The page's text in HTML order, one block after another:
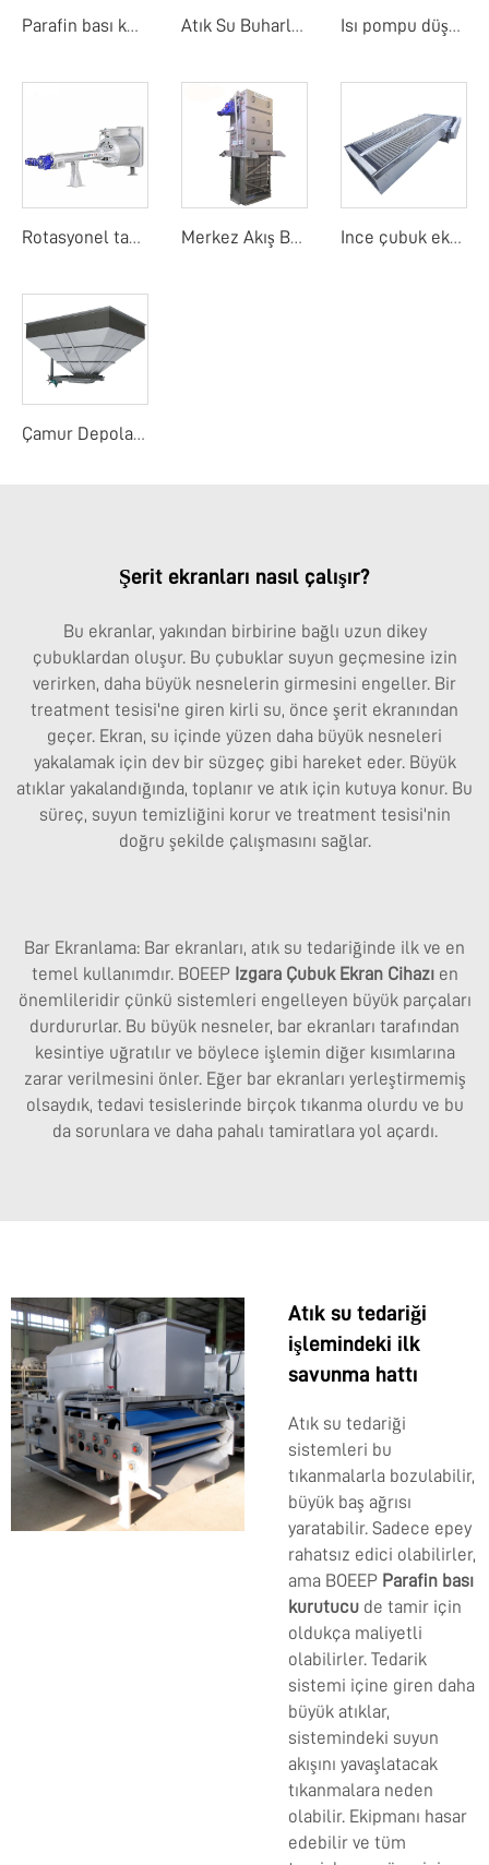
Parafin bası kurutucu Atık Su Buharlaştırıcı Isı pompu düşük sıcaklık bant kurutma makinesi
Rotasyonel tambur detay ekranı Merkez Akış Bant Ekranı Ince çubuk ekranı
Çamur Depolama Yuvası
Şerit ekranları nasıl çalışır?
Bu ekranlar, yakından birbirine bağlı uzun dikey
çubuklardan oluşur. Bu çubuklar suyun geçmesine izin
verirken, daha büyük nesnelerin girmesini engeller. Bir
treatment tesisi'ne giren kirli su, önce şerit ekranından
geçer. Ekran, su içinde yüzen daha büyük nesneleri
yakalamak için dev bir süzgeç gibi hareket eder. Büyük
atıklar yakalandığında, toplanır ve atık için kutuya konur. Bu
süreç, suyun temizliğini korur ve treatment tesisi'nin
doğru şekilde çalışmasını sağlar.
Bar Ekranlama: Bar ekranları, atık su tedariğinde ilk ve en
temel kullanımdır. BOEEP Izgara Çubuk Ekran Cihazı en
önemlileridir çünkü sistemleri engelleyen büyük parçaları
durdururlar. Bu büyük nesneler, bar ekranları tarafından
kesintiye uğratılır ve böylece işlemin diğer kısımlarına
zarar verilmesini önler. Eğer bar ekranları yerleştirmemiş
olsaydık, tedavi tesislerinde birçok tıkanma olurdu ve bu
da sorunlara ve daha pahalı tamiratlara yol açardı.
Atık su tedariği
işlemindeki ilk
savunma hattı
Atık su tedariği
sistemleri bu
tıkanmalarla bozulabilir,
büyük baş ağrısı
yaratabilir. Sadece epey
rahatsız edici olabilirler,
ama BOEEP Parafin bası
kurutucu de tamir için
oldukça maliyetli
olabilirler. Tedarik
sistemi içine giren daha
büyük atıklar,
sistemindeki suyun
akışını yavaşlatacak
tıkanmalara neden
olabilir. Ekipmanı hasar
edebilir ve tüm